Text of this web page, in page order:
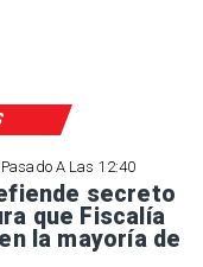
A Las 12:40
secreto
que Fiscalía
la mayoría de